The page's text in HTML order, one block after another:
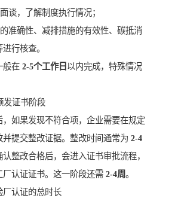
谈，了解制度执行情况；
准确性、减排措施的有效性、碳抵消
行核查。
般在 2-5个工作日 以内完成，特殊情况
发证书阶段
，如果发现不符合项，企业需要在规定
并提交整改证据。整改时间通常为 2-4
整改合格后，会进入证书审批流程，
厂认证证书。这一阶段还需 2-4周。
厂认证的总时长